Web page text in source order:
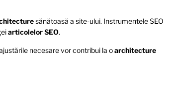
sănătoasă a site-ului. Instrumentele SEO
articolelor SEO.
necesare vor contribui la oarchitecture